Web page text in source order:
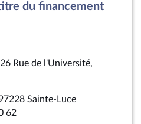
du financement
Rue de l'Université,
Sainte-Luce
62